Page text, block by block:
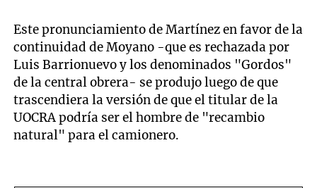
Este pronunciamiento de Martínez en favor de la
continuidad de Moyano -que es rechazada por
Luis Barrionuevo y los denominados "Gordos"
de la central obrera- se produjo luego de que
trascendiera la versión de que el titular de la
UOCRA podría ser el hombre de "recambio
natural" para el camionero.